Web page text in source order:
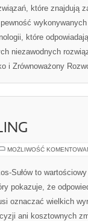
które znajdują
które
niezawodnych
i Zrównoważony
MOŻLIWOŚĆ
Sułów to
pokazuje, że
oznaczać wielkich
ani kosztownych